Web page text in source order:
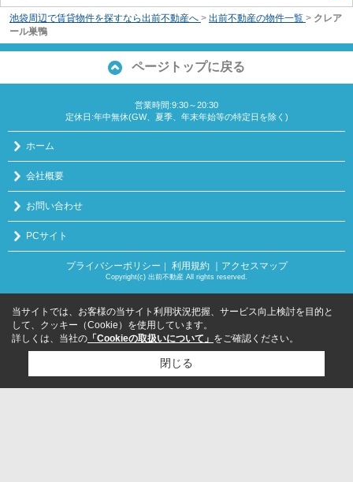
池袋周辺で賃貸物件を探すなら出前不動産へ > 出前不動産の物件一覧 > クレア
ール巣鴨
ページトップに戻る
営業時間:9:30～20:30
定休日:年中無休(GW、夏季、年末年始等の特定日を除く)
ホーム
会社概要
お問い合わせ
PCサイト
プライバシーポリシー 利用規約 ｜アクセスマップ
Copyright(c) 出前不動産 All rights reserved.
当サイトでは、お客様の当サイト利用状況把握、サービス向上検討を目的と
して、クッキー（Cookie）を使用しています。
詳しくは、当社の 「Cookieの取扱いについて」 をご確認ください。
閉じる